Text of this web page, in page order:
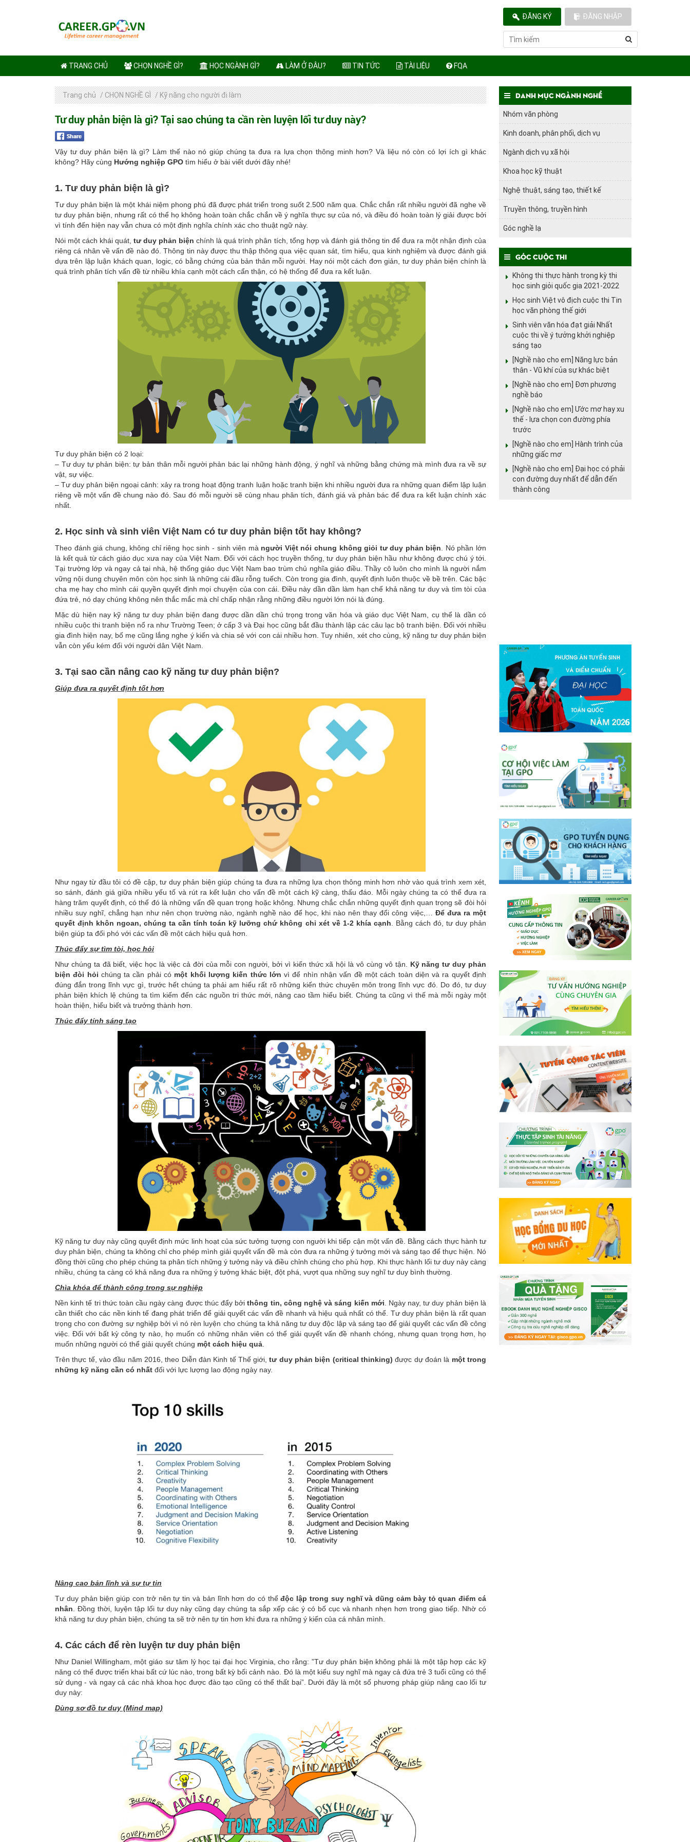
ĐĂNG KÝ ĐĂNG NHẬP
TRANG CHỦ CHỌN NGHỀ GÌ? HỌC NGÀNH GÌ? LÀM Ở ĐÂU? TIN TỨC TÀI LIỆU FQA
Trang chủ / CHỌN NGHỀ GÌ / Kỹ năng cho người đi làm
Tư duy phản biện là gì? Tại sao chúng ta cần rèn luyện lối tư duy này?
Vậy tư duy phản biện là gì? Làm thế nào nó giúp chúng ta đưa ra lựa chọn thông minh hơn? Và liệu nó còn có lợi ích gì khác
không? Hãy cùng Hướng nghiệp GPO tìm hiểu ở bài viết dưới đây nhé!
1. Tư duy phản biện là gì?
Tư duy phản biện là một khái niệm phong phú đã được phát triển trong suốt 2.500 năm qua. Chắc chắn rất nhiều người đã nghe về
tư duy phản biện, nhưng rất có thể họ không hoàn toàn chắc chắn về ý nghĩa thực sự của nó, và điều đó hoàn toàn lý giải được bởi
vì tính đến hiện nay vẫn chưa có một định nghĩa chính xác cho thuật ngữ này.
Nói một cách khái quát, tư duy phản biện chính là quá trình phân tích, tổng hợp và đánh giá thông tin để đưa ra một nhận định của
riêng cá nhân về vấn đề nào đó. Thông tin này được thu thập thông qua việc quan sát, tìm hiểu, qua kinh nghiệm và được đánh giá
dựa trên lập luận khách quan, logic, có bằng chứng của bản thân mỗi người. Hay nói một cách đơn giản, tư duy phản biện chính là
quá trình phân tích vấn đề từ nhiều khía cạnh một cách cẩn thận, có hệ thống để đưa ra kết luận.
Tư duy phản biện có 2 loại:
– Tư duy tự phản biện: tự bản thân mỗi người phản bác lại những hành động, ý nghĩ và những bằng chứng mà mình đưa ra về sự
vật, sự việc.
– Tư duy phản biện ngoại cảnh: xảy ra trong hoạt động tranh luận hoặc tranh biện khi nhiều người đưa ra những quan điểm lập luận
riêng về một vấn đề chung nào đó. Sau đó mỗi người sẽ cùng nhau phân tích, đánh giá và phản bác để đưa ra kết luận chính xác
nhất.
2. Học sinh và sinh viên Việt Nam có tư duy phản biện tốt hay không?
Theo đánh giá chung, không chỉ riêng học sinh - sinh viên mà người Việt nói chung không giỏi tư duy phản biện. Nó phần lớn
là kết quả từ cách giáo dục xưa nay của Việt Nam. Đối với cách học truyền thống, tư duy phản biện hầu như không được chú ý tới.
Tại trường lớp và ngay cả tại nhà, hệ thống giáo dục Việt Nam bao trùm chủ nghĩa giáo điều. Thầy cô luôn cho mình là người nắm
vững nội dung chuyên môn còn học sinh là những cái đầu rỗng tuếch. Còn trong gia đình, quyết định luôn thuộc về bề trên. Các bậc
cha mẹ hay cho mình cái quyền quyết định mọi chuyện của con cái. Điều này dần dần làm hạn chế khả năng tư duy và tìm tòi của
đứa trẻ, nó dạy chúng không nên thắc mắc mà chỉ chấp nhận rằng những điều người lớn nói là đúng.
Mặc dù hiện nay kỹ năng tư duy phản biện đang được dần dần chú trọng trong văn hóa và giáo dục Việt Nam, cụ thể là dần có
nhiều cuộc thi tranh biện nổ ra như Trường Teen; ở cấp 3 và Đại học cũng bắt đầu thành lập các câu lạc bộ tranh biện. Đối với nhiều
gia đình hiện nay, bố mẹ cũng lắng nghe ý kiến và chia sẻ với con cái nhiều hơn. Tuy nhiên, xét cho cùng, kỹ năng tư duy phản biện
vẫn còn yếu kém đối với người dân Việt Nam.
3. Tại sao cần nâng cao kỹ năng tư duy phản biện?
Giúp đưa ra quyết định tốt hơn
Như ngay từ đầu tôi có đề cập, tư duy phản biện giúp chúng ta đưa ra những lựa chọn thông minh hơn nhờ vào quá trình xem xét,
so sánh, đánh giá giữa nhiều yếu tố và rút ra kết luận cho vấn đề một cách kỹ càng, thấu đáo. Mỗi ngày chúng ta có thể đưa ra
hàng trăm quyết định, có thể đó là những vấn đề quan trọng hoặc không. Nhưng chắc chắn những quyết định quan trọng sẽ đòi hỏi
nhiều suy nghĩ, chẳng hạn như nên chọn trường nào, ngành nghề nào để học, khi nào nên thay đổi công việc,… Để đưa ra một
quyết định khôn ngoan, chúng ta cần tính toán kỹ lưỡng chứ không chỉ xét về 1-2 khía cạnh . Bằng cách đó, tư duy phản
biện giúp ta đối phó với các vấn đề một cách hiệu quả hơn.
Thúc đẩy sự tìm tòi, học hỏi
Như chúng ta đã biết, việc học là việc cả đời của mỗi con người, bởi vì kiến thức xã hội là vô cùng vô tận. Kỹ năng tư duy phản
biện đòi hỏi chúng ta cần phải có một khối lượng kiến thức lớn vì để nhìn nhận vấn đề một cách toàn diện và ra quyết định
đúng đắn trong lĩnh vực gì, trước hết chúng ta phải am hiểu rất rõ những kiến thức chuyên môn trong lĩnh vực đó. Do đó, tư duy
phản biện khích lệ chúng ta tìm kiếm đến các nguồn tri thức mới, nâng cao tầm hiểu biết. Chúng ta cũng vì thế mà mỗi ngày một
hoàn thiện, hiểu biết và trưởng thành hơn.
Thúc đẩy tính sáng tạo
Kỹ năng tư duy này cũng quyết định mức linh hoạt của sức tưởng tượng con người khi tiếp cận một vấn đề. Bằng cách thực hành tư
duy phản biện, chúng ta không chỉ cho phép mình giải quyết vấn đề mà còn đưa ra những ý tưởng mới và sáng tạo để thực hiện. Nó
đồng thời cũng cho phép chúng ta phân tích những ý tưởng này và điều chỉnh chúng cho phù hợp. Khi thực hành lối tư duy này càng
nhiều, chúng ta càng có khả năng đưa ra những ý tưởng khác biệt, đột phá, vượt qua những suy nghĩ tư duy bình thường.
Chìa khóa đểthành công trong sự nghiệp
Nền kinh tế tri thức toàn cầu ngày càng được thúc đẩy bởithông tin, công nghệ và sáng kiến mới . Ngày nay, tư duy phản biện là
cần thiết cho các nền kinh tế đang phát triển để giải quyết các vấn đề nhanh và hiệu quả nhất có thể. Tư duy phản biện là rất quan
trọng cho con đường sự nghiệp bởi vì nó rèn luyện cho chúng ta khả năng tư duy độc lập và sáng tạo để giải quyết các vấn đề công
việc. Đối với bất kỳ công ty nào, họ muốn có những nhân viên có thể giải quyết vấn đề nhanh chóng, nhưng quan trọng hơn, họ
muốn những người có thể giải quyết chúng một cách hiệu quả
Trên thực tế, vào đầu năm 2016, theo Diễn đàn Kinh tế Thế giới,tư duy phản biện (critical thinking) được dự đoán là một trong
những kỹ năng cần có nhất đối với lực lượng lao động ngày nay.
Nâng cao bản lĩnh và sự tự tin
Tư duy phản biện giúp con trở nên tự tin và bản lĩnh hơn do có thểđộc lập trong suy nghĩ và dũng cảm bày tỏ quan điểm cá
nhân . Đồng thời, luyện tập lối tư duy này cũng dạy chúng ta sắp xếp các ý có bố cục và nhanh nhẹn hơn trong giao tiếp. Nhờ có
khả năng tư duy phản biện, chúng ta sẽ trở nên tự tin hơn khi đưa ra những ý kiến của cá nhân mình.
4. Các cách để rèn luyện tư duy phản biện
Như Daniel Willingham, một giáo sư tâm lý học tại đại học Virginia, cho rằng: ”Tư duy phản biện không phải là một tập hợp các kỹ
năng có thể được triển khai bất cứ lúc nào, trong bất kỳ bối cảnh nào. Đó là một kiểu suy nghĩ mà ngay cả đứa trẻ 3 tuổi cũng có thể
sử dụng - và ngay cả các nhà khoa học được đào tạo cũng có thể thất bại”. Dưới đây là một số phương pháp giúp nâng cao lối tư
duy này:
Dùng sơ đồ tư duy (Mind map)
Danh mục ngành nghề
Nhóm văn phòng
Kinh doanh, phân phối, dịch vụ
Ngành dịch vụ xã hội
Khoa học kỹ thuật
Nghệ thuật, sáng tạo, thiết kế
Truyền thông, truyền hình
Góc nghề lạ
Góc cuộc thi
Không thi thực hành trong kỳ thi
học sinh giỏi quốc gia 2021-2022
Học sinh Việt vô địch cuộc thi Tin
học văn phòng thế giới
Sinh viên văn hóa đạt giải Nhất
cuộc thi về ý tưởng khởi nghiệp
sáng tạo
[Nghề nào cho em] Năng lực bản
thân - Vũ khí của sự khác biệt
[Nghề nào cho em] Đơn phương
nghề báo
[Nghề nào cho em] Ước mơ hay xu
thế - lựa chọn con đường phía
trước
[Nghề nào cho em] Hành trình của
những giấc mơ
[Nghề nào cho em] Đại học có phải
con đường duy nhất để dẫn đến
thành công